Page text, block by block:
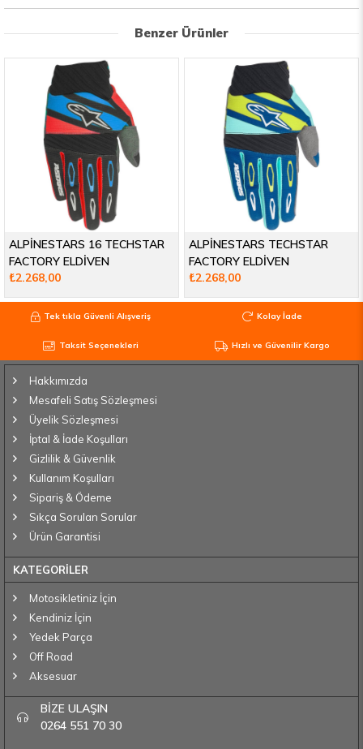
Benzer Ürünler
ALPİNESTARS 16 TECHSTAR
FACTORY ELDİVEN
₺2.268,00
ALPİNESTARS TECHSTAR
FACTORY ELDİVEN
₺2.268,00
Tek tıkla Güvenli Alışveriş Kolay İade
Taksit Seçenekleri Hızlı ve Güvenilir Kargo
Hakkımızda
Mesafeli Satış Sözleşmesi
Üyelik Sözleşmesi
İptal & İade Koşulları
Gizlilik & Güvenlik
Kullanım Koşulları
Sipariş & Ödeme
Sıkça Sorulan Sorular
Ürün Garantisi
KATEGORİLER
Motosikletiniz İçin
Kendiniz İçin
Yedek Parça
Off Road
Aksesuar
BİZE ULAŞIN
0264 551 70 30